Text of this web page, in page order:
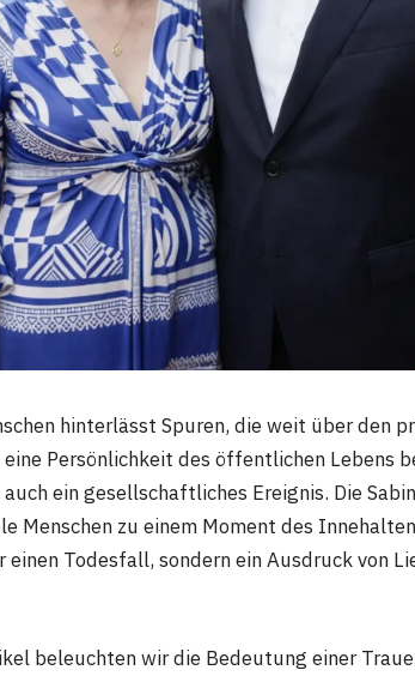
hinterlässt Spuren, die weit über den
eine Persönlichkeit des öffentlichen Lebens
ein gesellschaftliches Ereignis. Die
Menschen zu einem Moment des
Todesfall, sondern ein Ausdruck von
beleuchten wir die Bedeutung einer